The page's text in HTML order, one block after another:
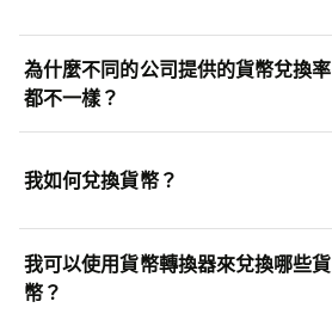
為什麼不同的公司提供的貨幣兌換率
都不一樣？
我如何兌換貨幣？
我可以使用貨幣轉換器來兌換哪些貨
幣？